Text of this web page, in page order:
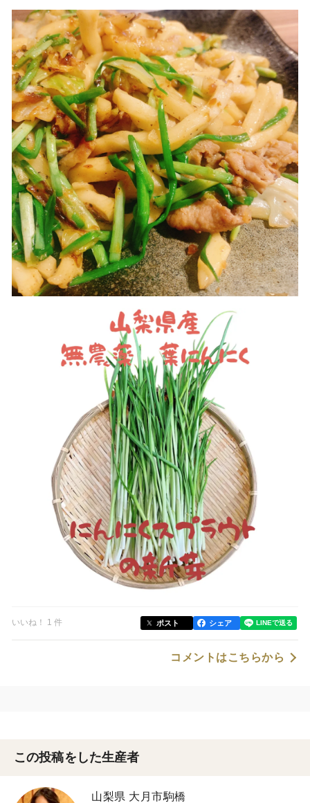
いいね！ 1 件 ポスト シェア
コメントはこちらから
この投稿をした生産者
山梨県 大月市駒橋